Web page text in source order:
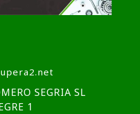
SEGRIA SL
1